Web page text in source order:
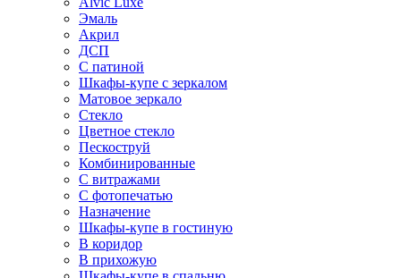
Эмаль
Акрил
ДСП
С патиной
Шкафы-купе с зеркалом
Матовое зеркало
Стекло
Цветное стекло
Пескоструй
Комбинированные
С витражами
С фотопечатью
Назначение
Шкафы-купе в гостиную
В коридор
В прихожую